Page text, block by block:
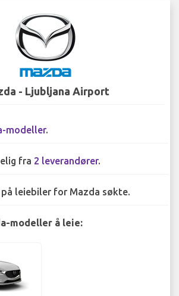
- Ljubljana Airport
modeller.
fra 2 leverandører.
leiebiler for Mazda søkte.
modeller å leie: